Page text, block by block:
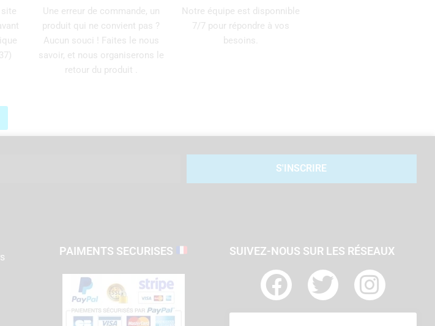
Une erreur de commande, un
produit qui ne convient pas ?
Aucun souci ! Faites le nous
savoir, et nous organiserons le
retour du produit .
Notre équipe est disponnible
7/7 pour répondre à vos
besoins.
S'INSCRIRE
PAIMENTS SECURISES SUIVEZ-NOUS SUR LES RÉSEAUX
F
a
T
w
I
n